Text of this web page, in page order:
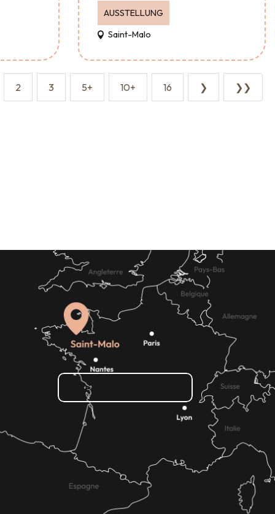
AUSSTELLUNG
Saint-Malo
2 3 5+ 10+ 16 ❯ ❯❯
Wie kann ich kommen?